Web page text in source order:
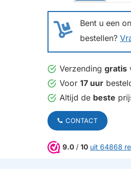
Bent u een
bestellen?
Verzending gratis
Voor 17 uur
Altijd de beste
CONTACT
9.0 / 10 uit 64868